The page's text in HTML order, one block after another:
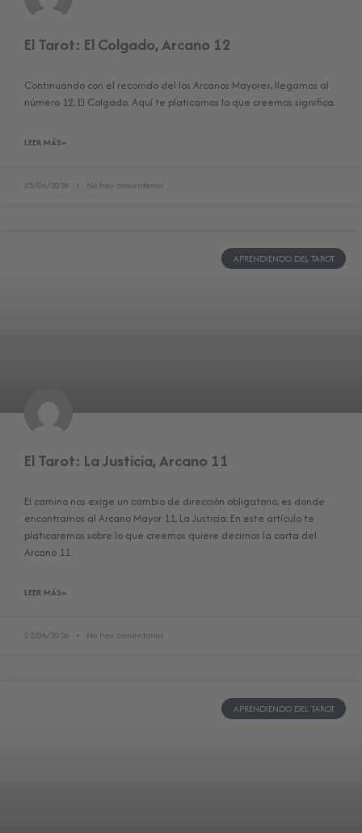
El Tarot: El Colgado, Arcano 12
Continuando con el recorrido del los Arcanos Mayores, llegamos al
número 12, El Colgado. Aquí te platicamos lo que creemos significa.
LEER MÁS»
05/06/2026 No hay comentarios
APRENDIENDO DEL TAROT
El Tarot: La Justicia, Arcano 11
El camino nos exige un cambio de dirección obligatorio, es donde
encontramos al Arcano Mayor 11, La Justicia. En este artículo te
platicaremos sobre lo que creemos quiere decirnos la carta del
Arcano 11.
LEER MÁS»
02/06/2026 No hay comentarios
APRENDIENDO DEL TAROT